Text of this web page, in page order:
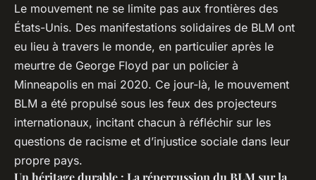
Le mouvement ne se limite pas aux frontières des
États-Unis. Des manifestations solidaires de BLM ont
eu lieu à travers le monde, en particulier après le
meurtre de George Floyd par un policier à
Minneapolis en mai 2020. Ce jour-là, le mouvement
BLM a été propulsé sous les feux des projecteurs
internationaux, incitant chacun à réfléchir sur les
questions de racisme et d’injustice sociale dans leur
propre pays.
Un héritage durable : La répercussion du BLM sur la